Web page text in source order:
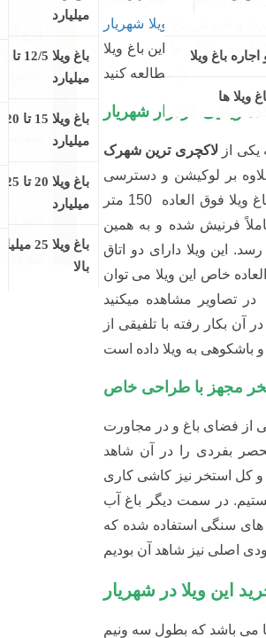
یکی ازلاکچری ترین شهرک
لوکیشن و دسترسی خوب
شده و به همین صورت که
دو اتاق خواب بزرگ و به
توان به ورودی با شکوه
ترکیبی از سنگ کاری و
نقاشی سقف ورودی جلوه
فضای باغ و در مجاورت
را در آن شاهد هستیم.
جکوزی 6 نفره هستیم. در سمت دیگر باغ آب نمای
استفاده شده که در کنار
می باشد که بطول سه ونیم
در تمام باغ استفاده
ای به باغ دارد و در این
شده است.